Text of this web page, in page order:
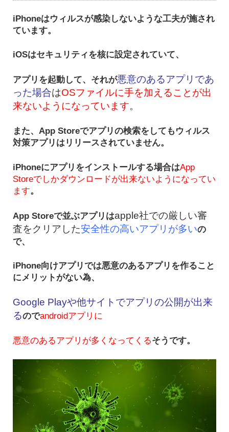
iPhoneはウィルスが感染しないような工夫が施され
ています。
iOSはセキュリティを核に設定されていて、
アプリを起動して、それが悪意のあるアプリであ
った場合はOSファイルに手を加えることが出
来ないようになっています。
また、App Storeでアプリの検索をしてもウィルス
対策アプリはリリースされていません。
iPhoneにアプリをインストールする場合はApp
Storeでしかダウンロードが出来ないようになってい
ます。
App Storeで並ぶアプリはapple社での厳しい審
査をクリアした安全性の高いアプリが多いの
で、
iPhone向けアプリでは悪意のあるアプリを作ること
にメリットがない為、
Google Playや他サイトでアプリの公開が出来
るのでandroidアプリに
悪意のあるアプリが多くなってくるそうです。